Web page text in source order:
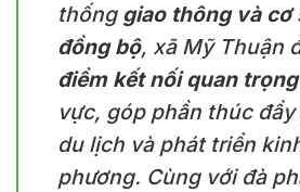
thống giao thông và cơ
đồng bộ, xã Mỹ Thuận
điểm kết nối quan trọng
vực, góp phần thúc
du lịch và phát triển
phương. Cùng với đà